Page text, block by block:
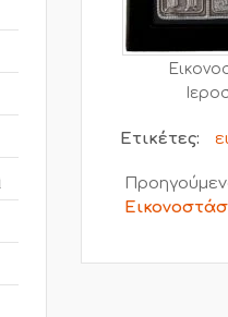
Ετικέτες: